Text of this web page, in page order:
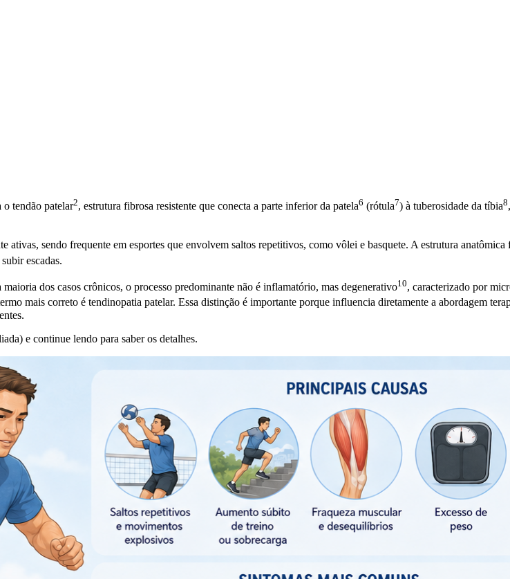
o tendão patelar2, estrutura fibrosa resistente que conecta a parte inferior da patela6 (rótula7) à tuberosidade da tíbia8
ativas, sendo frequente em esportes que envolvem saltos repetitivos, como vôlei e basquete. A estrutura
escadas.
dos casos crônicos, o processo predominante não é inflamatório, mas degenerativo10, caracterizado por
mais correto é tendinopatia patelar. Essa distinção é importante porque influencia diretamente a abordagem
e continue lendo para saber os detalhes.